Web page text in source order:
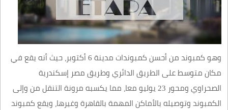
وهو كمبوند من أحسن كمبوندات مدينة 6 أكتوبر، حيث أنه يقع في
مكان متوسط على الطريق الدائري وطريق مصر إسكندرية
الصحراوي ومحور 23 يوليو معا، مما يكسبه مرونة التنقل من وإلى
الكمبوند وتوصيله بالأماكن المهمة بالقاهرة وغيرها، ويقع كمبوند